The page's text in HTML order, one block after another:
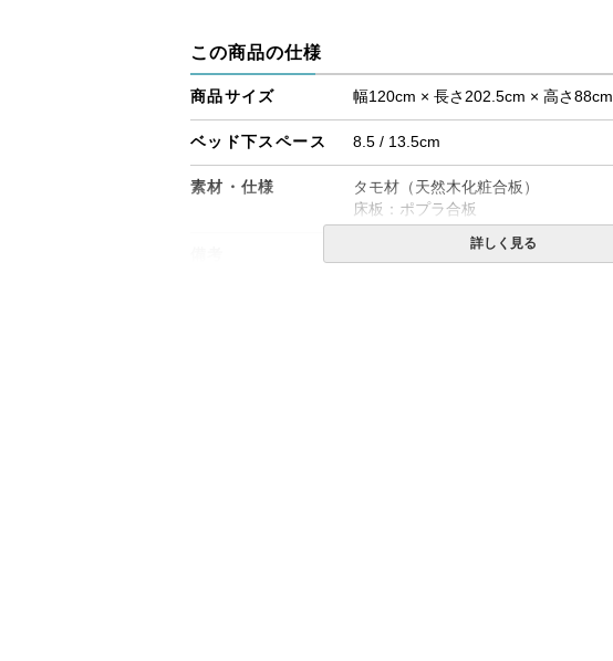
この商品の仕様
商品サイズ 幅120cm × 長さ202.5cm × 高さ88cm
ベッド下スペース 8.5 / 13.5cm
素材・仕様
タモ材（天然木化粧合板）
床板：ポプラ合板
・組立設置無料！
詳しく見る